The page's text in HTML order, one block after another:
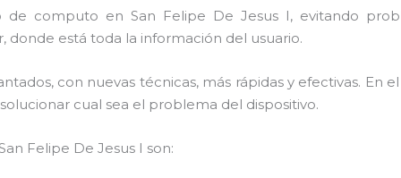
computo en San Felipe De Jesus I, evitando
está toda la información del usuario.
con nuevas técnicas, más rápidas y efectivas. En
cual sea el problema del dispositivo.
Felipe De Jesus I son: